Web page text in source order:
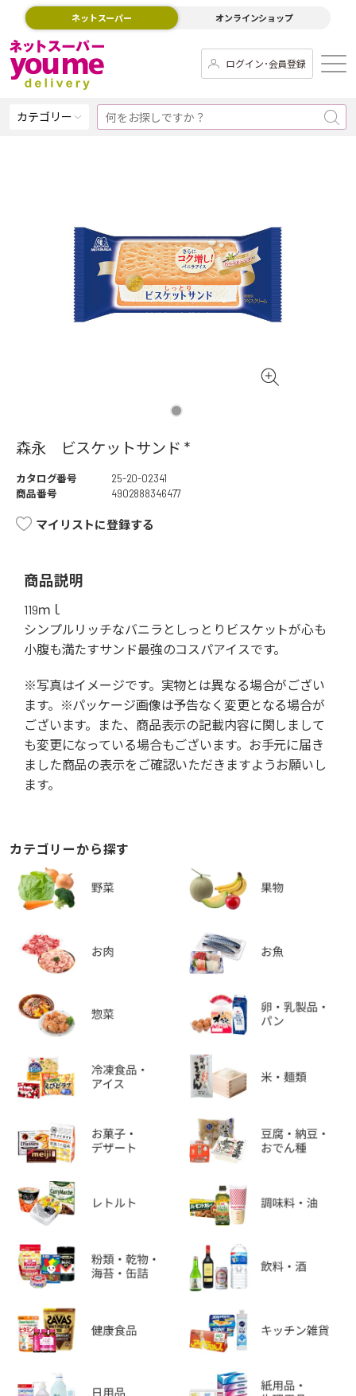
ネットスーパー オンラインショップ
ログイン･会員登録
カテゴリー
森永 ビスケットサンド *
カタログ番号
25-20-02341
商品番号
4902888346477
マイリストに登録する
商品説明
119ｍｌ
シンプルリッチなバニラとしっとりビスケットが心も
小腹も満たすサンド最強のコスパアイスです。
※写真はイメージです。実物とは異なる場合がござい
ます。※パッケージ画像は予告なく変更となる場合が
ございます。また、商品表示の記載内容に関しまして
も変更になっている場合もございます。お手元に届き
ました商品の表示をご確認いただきますようお願いし
ます。
カテゴリーから探す